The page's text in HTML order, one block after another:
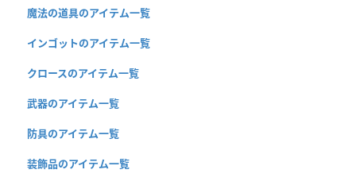
魔法の道具のアイテム一覧
インゴットのアイテム一覧
クロースのアイテム一覧
武器のアイテム一覧
防具のアイテム一覧
装飾品のアイテム一覧